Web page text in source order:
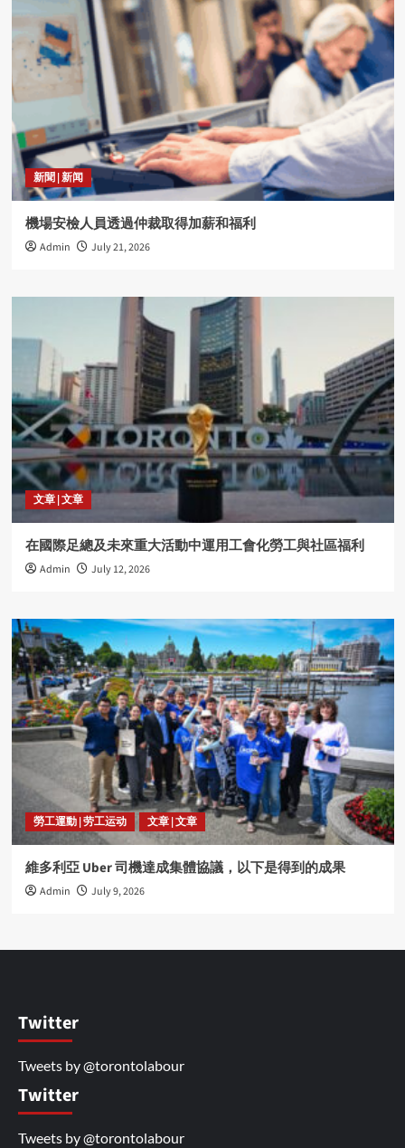
新聞 | 新闻
機場安檢人員透過仲裁取得加薪和福利
Admin July 21, 2026
文章 | 文章
在國際足總及未來重大活動中運用工會化勞工與社區福利
Admin July 12, 2026
勞工運動 | 劳工运动 文章 | 文章
維多利亞 Uber 司機達成集體協議，以下是得到的成果
Admin July 9, 2026
Twitter
Tweets by @torontolabour
Twitter
Tweets by @torontolabour